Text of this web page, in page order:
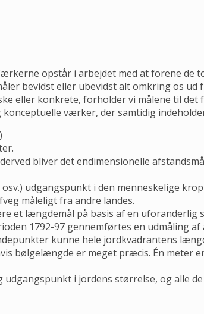
opstår i arbejdet med at forene
bevidst eller ubevidst alt omkring os
eller konkrete, forholder vi målene til det
værker, der samtidig
bliver det endimensionelle
udgangspunkt i den menneskelige
måleligt fra andre landes.
et længdemål på basis af en
1792-97 gennemførtes en udmåling
kunne hele jordkvadrantens
bølgelængde er meget præcis. Én meter
i jordens størrelse, og alle